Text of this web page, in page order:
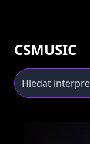
CSMUSIC